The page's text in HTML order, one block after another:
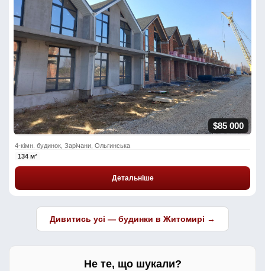
$85 000
4-кімн. будинок, Зарічани, Ольгинська
134 м²
Детальніше
Дивитись усі — будинки в Житомирі →
Не те, що шукали?